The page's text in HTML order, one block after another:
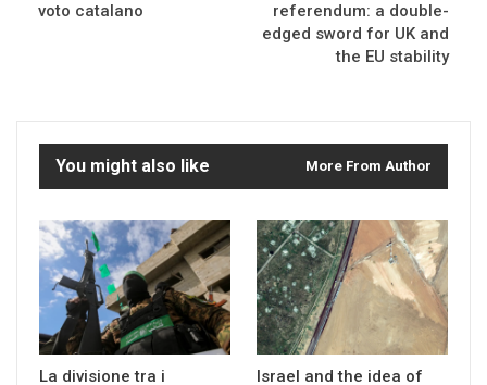
voto catalano
referendum: a double-
edged sword for UK and
the EU stability
You might also like More From Author
La divisione tra i
Israel and the idea of